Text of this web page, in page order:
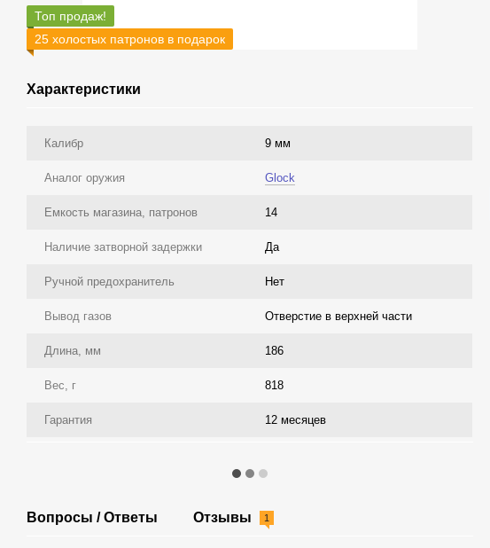
Топ продаж!
25 холостых патронов в подарок
Характеристики
Калибр 9 мм
Аналог оружия Glock
Емкость магазина, патронов 14
Наличие затворной задержки Да
Ручной предохранитель Нет
Вывод газов Отверстие в верхней части
Длина, мм 186
Вес, г 818
Гарантия 12 месяцев
Вопросы / Ответы Отзывы 1